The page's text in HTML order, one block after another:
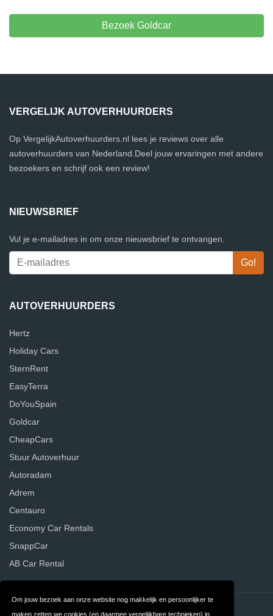
Om jouw bezoek aan onze website nog makkelijk en persoonlijker te
maken zetten we cookies (en daarmee vergelijkbare technieken) in.
Bezoek Goldcar
VERGELIJK AUTOVERHUURDERS
Op VergelijkAutoverhuurders.nl lees je reviews over alle
autoverhuurders van Nederland.Deel jouw ervaringen met andere
bezoekers en schrijf ook een review!
NIEUWSBRIEF
Vul je e-mailadres in om onze nieuwsbrief te ontvangen.
AUTOVERHUURDERS
Hertz
Holiday Cars
SternRent
EasyTerra
DoYouSpain
Goldcar
CheapCars
Stuur Autoverhuur
Autoradam
Adrem
Centauro
Economy Car Rentals
SnappCar
AB Car Rental
Contact Privacy